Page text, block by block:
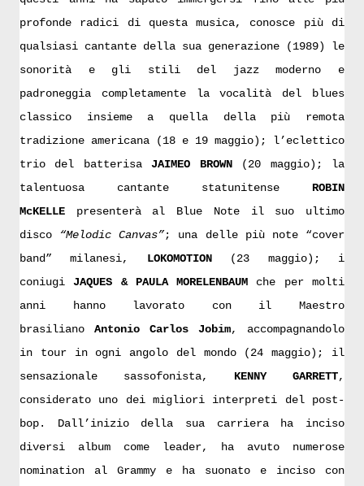
profonde radici di questa musica, conosce più di
qualsiasi cantante della sua generazione (1989) le
sonorità e gli stili del jazz moderno e
padroneggia completamente la vocalità del blues
classico insieme a quella della più remota
tradizione americana (18 e 19 maggio); l’eclettico
trio del batterisaJAIMEO BROWN(20 maggio); la
talentuosa cantante statunitense ROBIN
McKELLE presenterà al Blue Note il suo ultimo
disco
“Melodic Canvas”; una delle più note “cover
band” milanesi, LOKOMOTION(23 maggio); i
coniugiJAQUES & PAULA MORELENBAUM che per molti
anni hanno lavorato con il Maestro
brasiliano Antonio Carlos Jobim, accompagnandolo
in tour in ogni angolo del mondo (24 maggio); il
sensazionale sassofonista, KENNY GARRETT,
considerato uno dei migliori interpreti del post-
bop. Dall’inizio della sua carriera ha inciso
diversi album come leader, ha avuto numerose
nomination al Grammy e ha suonato e inciso con